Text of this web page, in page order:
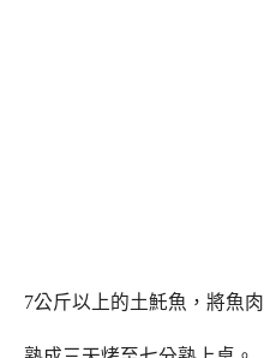
7公斤以上的土魠魚，將魚肉